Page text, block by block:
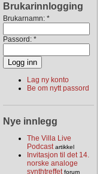
Brukarinnlogging
Brukarnamn: *
Passord: *
Lag ny konto
Be om nytt passord
Nye innlegg
The Villa Live
Podcastartikkel
Invitasjon til det 14.
norske analoge
synthtreffet forum